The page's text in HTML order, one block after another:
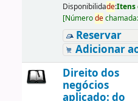
Disponibilidade:Itens
[Númerodechamada:
Reservar
Adicionar
Direito dos
negócios
aplicado: do